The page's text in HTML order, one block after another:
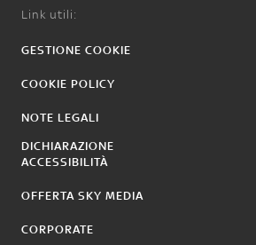
Link utili:
GESTIONE COOKIE
COOKIE POLICY
NOTE LEGALI
DICHIARAZIONE
ACCESSIBILITÀ
OFFERTA SKY MEDIA
CORPORATE